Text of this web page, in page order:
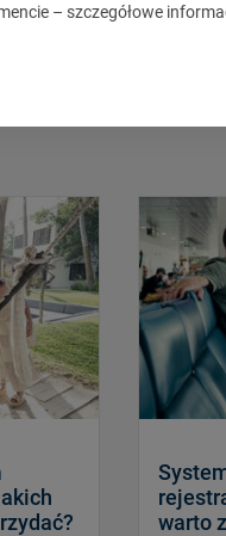
warto
– szczegółowe